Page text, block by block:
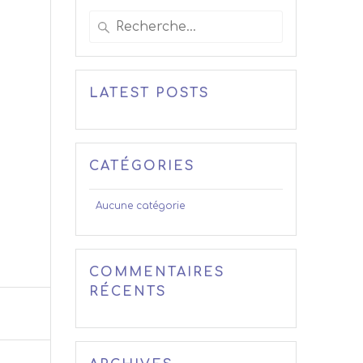
Recherche
:
LATEST POSTS
CATÉGORIES
Aucune catégorie
COMMENTAIRES
RÉCENTS